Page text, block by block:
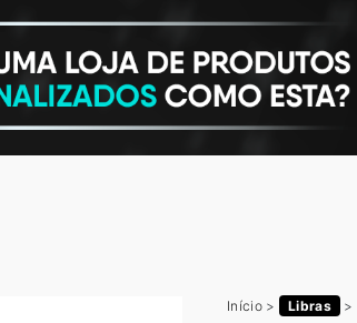
Início > Libras >